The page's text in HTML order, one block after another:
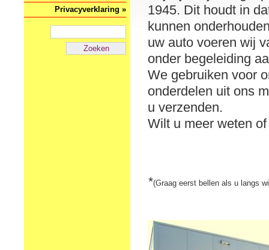
Privacyverklaring »
1945. Dit houdt in
kunnen
uw auto voeren wij
onder begeleiding
We gebruiken voor
onderdelen uit ons
u verzenden.
Wilt u meer weten
*(Graag eerst bellen als u langs